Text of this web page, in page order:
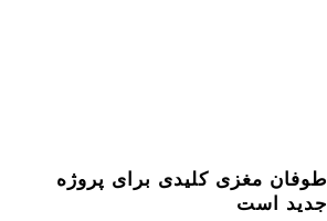
طوفان مغزی کلیدی برای پروژه
جدید است